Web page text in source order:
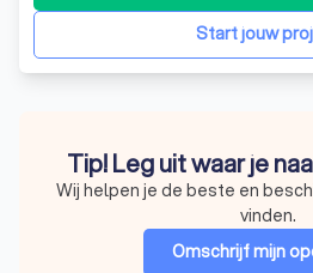
Start jouw
Tip! Leg uit waar je
Wij helpen je de beste en
vinden.
Omschrijf mijn